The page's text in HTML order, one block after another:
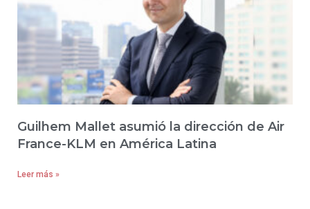
Guilhem Mallet asumió la dirección de Air
France-KLM en América Latina
Leer más »